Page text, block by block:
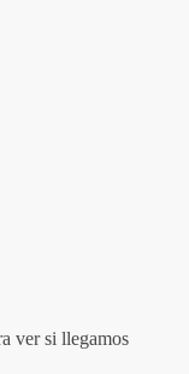
ver si llegamos